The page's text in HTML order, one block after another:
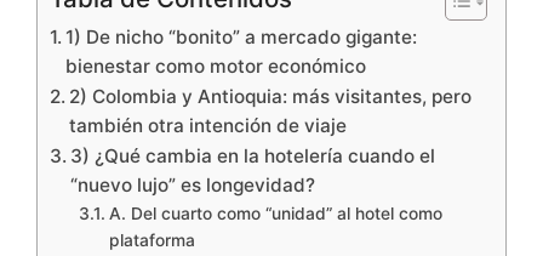
1) De nicho “bonito” a mercado gigante:
bienestar como motor económico
2) Colombia y Antioquia: más visitantes, pero
también otra intención de viaje
3) ¿Qué cambia en la hotelería cuando el
“nuevo lujo” es longevidad?
A. Del cuarto como “unidad” al hotel como
plataforma